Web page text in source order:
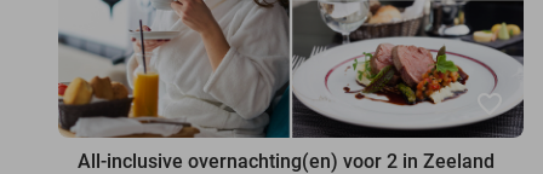
favorite_border
All-inclusive overnachting(en) voor 2 in Zeeland